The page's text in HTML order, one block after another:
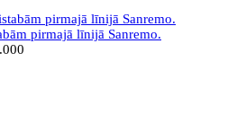
pirmajā līnijā Sanremo.